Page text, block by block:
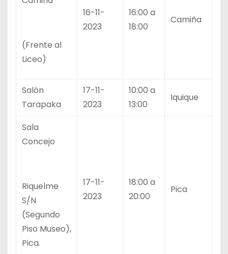
(Frente al
Liceo)
16-11-
2023
16:00 a
18:00
Camiña
Salón
Tarapaka
17-11-
2023
10:00 a
13:00
Iquique
Sala
Concejo
Riquelme
S/N
(Segundo
Piso Museo),
Pica.
17-11-
2023
18:00 a
20:00
Pica